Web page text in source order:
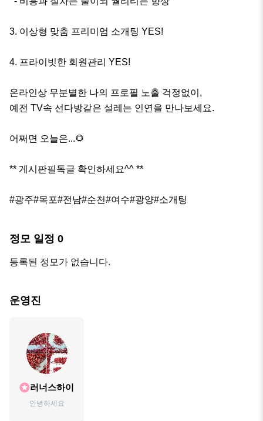
3. 이상형 맞춤 프리미엄 소개팅 YES!
4. 프라이빗한 회원관리 YES!
온라인상 무분별한 나의 프로필 노출 걱정없이,
예전 TV속 선다방같은 설레는 인연을 만나보세요.
어쩌면 오늘은...🌻
** 게시판필독글 확인하세요^^ **
#광주#목포#전남#순천#여수#광양#소개팅
정모 일정 0
등록된 정모가 없습니다.
운영진
러너스하이
안녕하세요